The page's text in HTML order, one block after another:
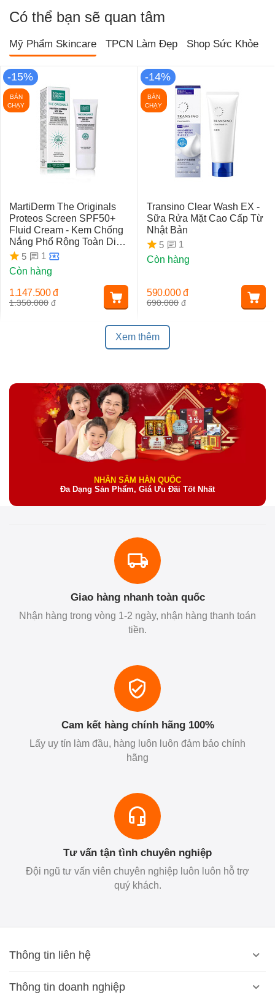
Có thể bạn sẽ quan tâm
Mỹ Phẩm Skincare TPCN Làm Đẹp Shop Sức Khỏe
-15%
BÁN
CHẠY
MartiDerm The Originals
Proteos Screen SPF50+
Fluid Cream - Kem Chống
Nắng Phổ Rộng Toàn Diện
Ngừa Lão Hóa, Nám Da
5
1
Còn hàng
1.350.000 đ
1.147.500 đ
-14%
BÁN
CHẠY
Transino Clear Wash EX -
Sữa Rửa Mặt Cao Cấp Từ
Nhật Bản
5
1
Còn hàng
690.000 đ
590.000 đ
Xem thêm
NHÂN SÂM HÀN QUỐC
Đa Dạng Sản Phẩm, Giá Ưu Đãi Tốt Nhất
Giao hàng nhanh toàn quốc
Nhận hàng trong vòng 1-2 ngày, nhận hàng thanh toán
tiền.
Cam kết hàng chính hãng 100%
Lấy uy tín làm đầu, hàng luôn luôn đảm bảo chính
hãng
Tư vấn tận tình chuyên nghiệp
Đội ngũ tư vấn viên chuyên nghiệp luôn luôn hỗ trợ
quý khách.
Thông tin liên hệ
Thông tin doanh nghiệp